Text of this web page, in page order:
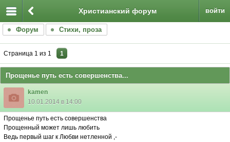
войти
Христианский форум
Форум Стихи, проза
Страница 1 из 1 1
Прощенье путь есть совершенства...
kamen
10.01.2014 в 14:00
Прощенье путь есть совершенства
Прощенный может лишь любить
Ведь первый шаг к Любви нетленной ,-